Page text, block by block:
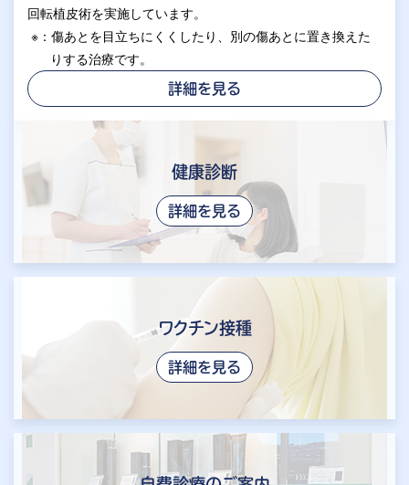
回転植皮術を実施しています。
※：傷あとを目立ちにくくしたり、別の傷あとに置き換えた
りする治療です。
詳細を見る
健康診断
詳細を見る
ワクチン接種
詳細を見る